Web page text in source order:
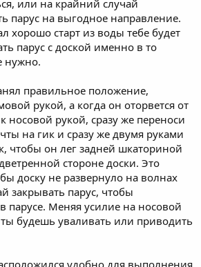
или на крайний случай
парус на выгодное направление.
хорошо старт из воды тебе будет
парус с доской именно в то
нужно.
правильное положение,
рукой, а когда он оторвется от
носовой рукой, сразу же переноси
на гик и сразу же двумя руками
чтобы он лег задней шкаториной
стороне доски. Это
доску не развернуло на волнах
закрывать парус, чтобы
в парусе. Меняя усилие на носовой
будешь уваливать или приводить
удобно для выполнения